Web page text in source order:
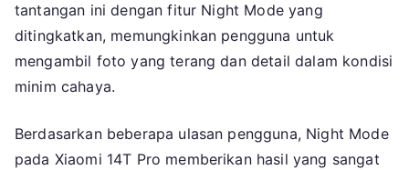
tantangan ini dengan fitur Night Mode yang
ditingkatkan, memungkinkan pengguna untuk
mengambil foto yang terang dan detail dalam kondisi
minim cahaya.
Berdasarkan beberapa ulasan pengguna, Night Mode
pada Xiaomi 14T Pro memberikan hasil yang sangat